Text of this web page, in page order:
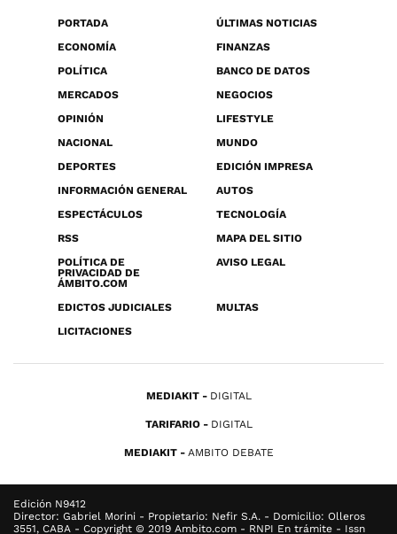
PORTADA
ÚLTIMAS NOTICIAS
ECONOMÍA
FINANZAS
POLÍTICA
BANCO DE DATOS
MERCADOS
NEGOCIOS
OPINIÓN
LIFESTYLE
NACIONAL
MUNDO
DEPORTES
EDICIÓN IMPRESA
INFORMACIÓN GENERAL
AUTOS
ESPECTÁCULOS
TECNOLOGÍA
RSS
MAPA DEL SITIO
POLÍTICA DE
PRIVACIDAD DE
ÁMBITO.COM
AVISO LEGAL
EDICTOS JUDICIALES
MULTAS
LICITACIONES
MEDIAKIT DIGITAL
TARIFARIO DIGITAL
MEDIAKIT AMBITO DEBATE
Edición N9412
Director: Gabriel Morini - Propietario: Nefir S.A. - Domicilio: Olleros
3551, CABA - Copyright © 2019 Ambito.com - RNPI En trámite - Issn